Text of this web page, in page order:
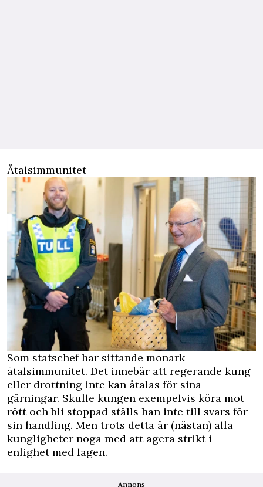
Åtalsimmunitet
Som statschef har sittande monark
åtalsimmunitet. Det innebär att regerande kung
eller drottning inte kan åtalas för sina
gärningar. Skulle kungen exempelvis köra mot
rött och bli stoppad ställs han inte till svars för
sin handling. Men trots detta är (nästan) alla
kungligheter noga med att agera strikt i
enlighet med lagen.
Annons